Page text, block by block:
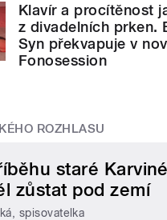
Klavír a procítěnost
z divadelních prken.
Syn překvapuje v
Fonosession
ROZHLASU
staré
zůstat pod zemí
spisovatelka